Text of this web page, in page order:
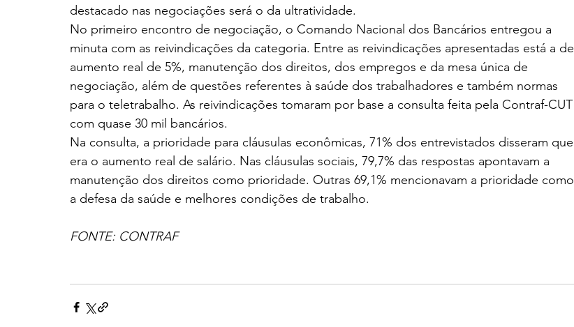
destacado nas negociações será o da ultratividade.
No primeiro encontro de negociação, o Comando Nacional dos Bancários entregou a
minuta com as reivindicações da categoria. Entre as reivindicações apresentadas está a de
aumento real de 5%, manutenção dos direitos, dos empregos e da mesa única de
negociação, além de questões referentes à saúde dos trabalhadores e também normas
para o teletrabalho. As reivindicações tomaram por base a consulta feita pela Contraf-CUT
com quase 30 mil bancários.
Na consulta, a prioridade para cláusulas econômicas, 71% dos entrevistados disseram que
era o aumento real de salário. Nas cláusulas sociais, 79,7% das respostas apontavam a
manutenção dos direitos como prioridade. Outras 69,1% mencionavam a prioridade como
a defesa da saúde e melhores condições de trabalho.
FONTE: CONTRAF